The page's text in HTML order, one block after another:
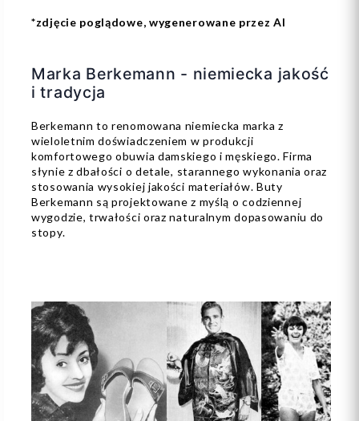
*zdjęcie poglądowe, wygenerowane przez AI
Marka Berkemann - niemiecka jakość
i tradycja
Berkemann to renomowana niemiecka marka z
wieloletnim doświadczeniem w produkcji
komfortowego obuwia damskiego i męskiego. Firma
słynie z dbałości o detale, starannego wykonania oraz
stosowania wysokiej jakości materiałów. Buty
Berkemann są projektowane z myślą o codziennej
wygodzie, trwałości oraz naturalnym dopasowaniu do
stopy.